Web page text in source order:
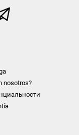
nosotros?